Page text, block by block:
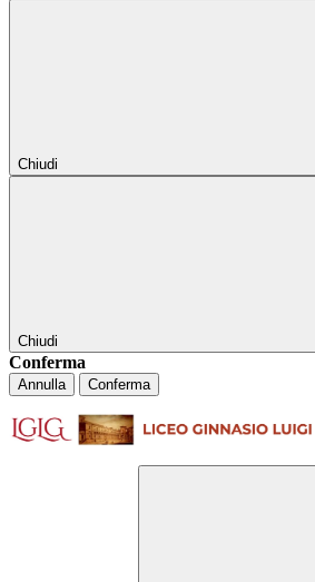
Chiudi
Chiudi
Conferma
Annulla Conferma